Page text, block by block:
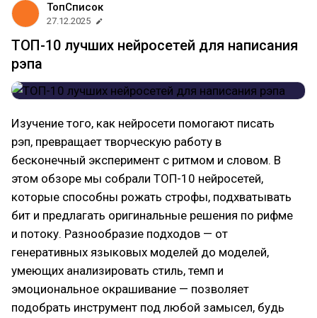
ТопСписок
27.12.2025
ТОП-10 лучших нейросетей для написания
рэпа
Изучение того, как нейросети помогают писать
рэп, превращает творческую работу в
бесконечный эксперимент с ритмом и словом. В
этом обзоре мы собрали ТОП-10 нейросетей,
которые способны рожать строфы, подхватывать
бит и предлагать оригинальные решения по рифме
и потоку. Разнообразие подходов — от
генеративных языковых моделей до моделей,
умеющих анализировать стиль, темп и
эмоциональное окрашивание — позволяет
подобрать инструмент под любой замысел, будь